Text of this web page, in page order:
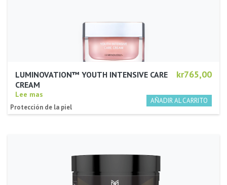
kr765,00
LUMINOVATION™ YOUTH INTENSIVE CARE
CREAM
Lee mas
Protección de la piel